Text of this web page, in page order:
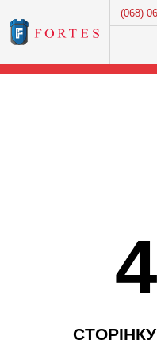
(068)
Розумний пошук...
СТОРІНКУ